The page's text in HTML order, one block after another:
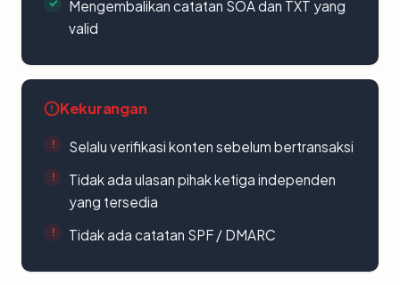
Mengembalikan catatan SOA dan TXT yang
valid
Kekurangan
Selalu verifikasi konten sebelum bertransaksi
Tidak ada ulasan pihak ketiga independen
yang tersedia
Tidak ada catatan SPF / DMARC